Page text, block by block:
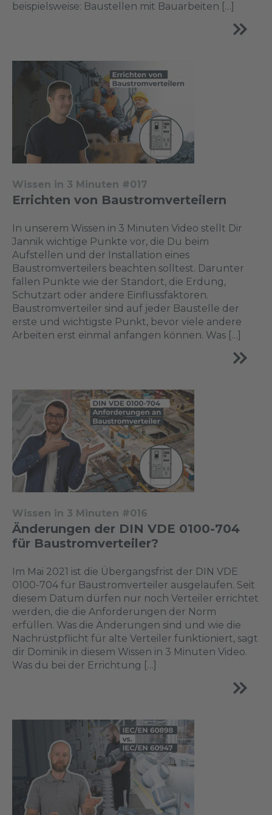
beispielsweise: Baustellen mit Bauarbeiten […]
Wissen in 3 Minuten #017
Errichten von Baustromverteilern
In unserem Wissen in 3 Minuten Video stellt Dir
Jannik wichtige Punkte vor, die Du beim
Aufstellen und der Installation eines
Baustromverteilers beachten solltest. Darunter
fallen Punkte wie der Standort, die Erdung,
Schutzart oder andere Einflussfaktoren.
Baustromverteiler sind auf jeder Baustelle der
erste und wichtigste Punkt, bevor viele andere
Arbeiten erst einmal anfangen können. Was […]
Wissen in 3 Minuten #016
Änderungen der DIN VDE 0100-704
für Baustromverteiler?
Im Mai 2021 ist die Übergangsfrist der DIN VDE
0100-704 für Baustromverteiler ausgelaufen. Seit
diesem Datum dürfen nur noch Verteiler errichtet
werden, die die Anforderungen der Norm
erfüllen. Was die Änderungen sind und wie die
Nachrüstpflicht für alte Verteiler funktioniert, sagt
dir Dominik in diesem Wissen in 3 Minuten Video.
Was du bei der Errichtung […]